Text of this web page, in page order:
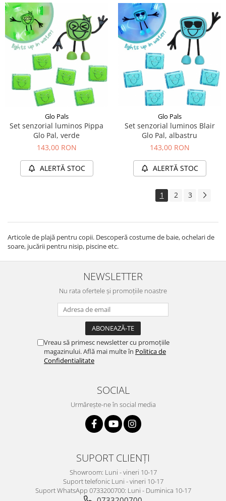
Glo Pals
Set senzorial luminos Pippa
Glo Pal, verde
143,00 RON
ALERTĂ STOC
Glo Pals
Set senzorial luminos Blair
Glo Pal, albastru
143,00 RON
ALERTĂ STOC
1 2 3
Articole de plajă pentru copii. Descoperă costume de baie, ochelari de
soare, jucării pentru nisip, piscine etc.
NEWSLETTER
Nu rata ofertele și promoțiile noastre
Vreau să primesc newsletter cu promoțiile
magazinului. Află mai multe în Politica de
Confidentialitate
SOCIAL
Urmărește-ne în social media
SUPORT CLIENȚI
Showroom: Luni - vineri 10-17
Suport telefonic Luni - vineri 10-17
Suport WhatsApp 0733200700: Luni - Duminica 10-17